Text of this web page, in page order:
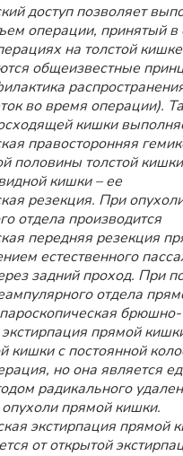
доступ позволяет
операции, принятый в
на толстой
общеизвестные
во время операции).
кишки
правосторонняя
половины толстой
кишки – ее
резекция. При
отдела производится
передняя резекция
естественного
задний проход. При
отдела
брюшно-
прямой
кишки с постоянной
но она является
радикального
прямой кишки.
экстирпация прямой
от открытой